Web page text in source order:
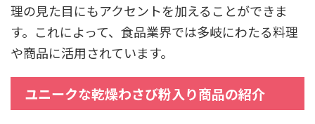
理の見た目にもアクセントを加えることができま
す。これによって、食品業界では多岐にわたる料理
や商品に活用されています。
ユニークな乾燥わさび粉入り商品の紹介